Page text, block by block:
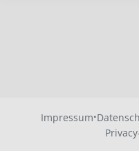
Impressum·